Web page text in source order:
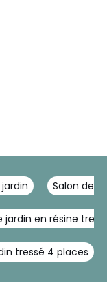
Salon de
jardin en résine
tressé 4 places